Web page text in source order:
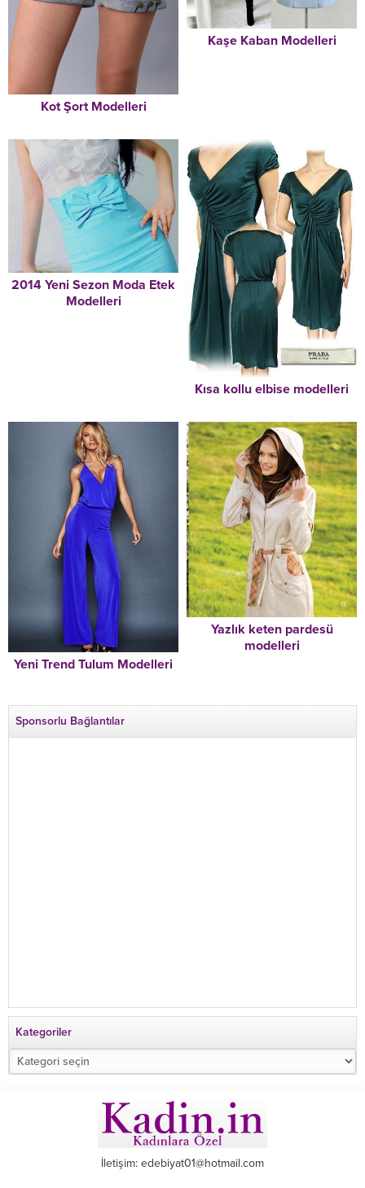
Kot Şort Modelleri
Kaşe Kaban Modelleri
2014 Yeni Sezon Moda Etek
Modelleri
Kısa kollu elbise modelleri
Yeni Trend Tulum Modelleri
Yazlık keten pardesü
modelleri
Sponsorlu Bağlantılar
Kategoriler
Kategoriler
İletişim: edebiyat01@hotmail.com